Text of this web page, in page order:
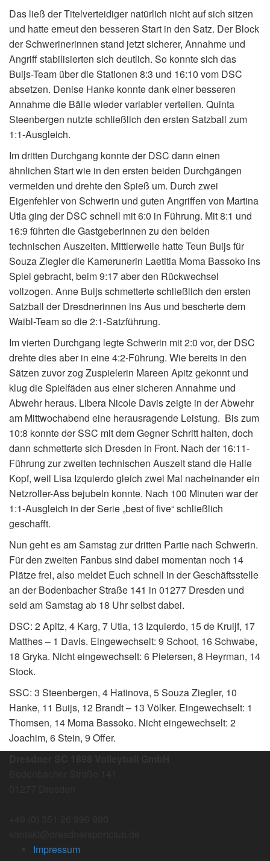
Das ließ der Titelverteidiger natürlich nicht auf sich sitzen
und hatte erneut den besseren Start in den Satz. Der Block
der Schwerinerinnen stand jetzt sicherer, Annahme und
Angriff stabilisierten sich deutlich. So konnte sich das
Buijs-Team über die Stationen 8:3 und 16:10 vom DSC
absetzen. Denise Hanke konnte dank einer besseren
Annahme die Bälle wieder variabler verteilen. Quinta
Steenbergen nutzte schließlich den ersten Satzball zum
1:1-Ausgleich.
Im dritten Durchgang konnte der DSC dann einen
ähnlichen Start wie in den ersten beiden Durchgängen
vermeiden und drehte den Spieß um. Durch zwei
Eigenfehler von Schwerin und guten Angriffen von Martina
Utla ging der DSC schnell mit 6:0 in Führung. Mit 8:1 und
16:9 führten die Gastgeberinnen zu den beiden
technischen Auszeiten. Mittlerweile hatte Teun Buijs für
Souza Ziegler die Kamerunerin Laetitia Moma Bassoko ins
Spiel gebracht, beim 9:17 aber den Rückwechsel
vollzogen. Anne Buijs schmetterte schließlich den ersten
Satzball der Dresdnerinnen ins Aus und bescherte dem
Waibl-Team so die 2:1-Satzführung.
Im vierten Durchgang legte Schwerin mit 2:0 vor, der DSC
drehte dies aber in eine 4:2-Führung. Wie bereits in den
Sätzen zuvor zog Zuspielerin Mareen Apitz gekonnt und
klug die Spielfäden aus einer sicheren Annahme und
Abwehr heraus. Libera Nicole Davis zeigte in der Abwehr
am Mittwochabend eine herausragende Leistung. Bis zum
10:8 konnte der SSC mit dem Gegner Schritt halten, doch
dann schmetterte sich Dresden in Front. Nach der 16:11-
Führung zur zweiten technischen Auszeit stand die Halle
Kopf, weil Lisa Izquierdo gleich zwei Mal nacheinander ein
Netzroller-Ass bejubeln konnte. Nach 100 Minuten war der
1:1-Ausgleich in der Serie „best of five“ schließlich
geschafft.
Nun geht es am Samstag zur dritten Partie nach Schwerin.
Für den zweiten Fanbus sind dabei momentan noch 14
Plätze frei, also meldet Euch schnell in der Geschäftsstelle
an der Bodenbacher Straße 141 in 01277 Dresden und
seid am Samstag ab 18 Uhr selbst dabei.
DSC: 2 Apitz, 4 Karg, 7 Utla, 13 Izquierdo, 15 de Kruijf, 17
Matthes – 1 Davis. Eingewechselt: 9 Schoot, 16 Schwabe,
18 Gryka. Nicht eingewechselt: 6 Pietersen, 8 Heyrman, 14
Stock.
SSC: 3 Steenbergen, 4 Hatinova, 5 Souza Ziegler, 10
Hanke, 11 Buijs, 12 Brandt – 13 Völker. Eingewechselt: 1
Thomsen, 14 Moma Bassoko. Nicht eingewechselt: 2
Joachim, 6 Stein, 9 Offer.
Impressum